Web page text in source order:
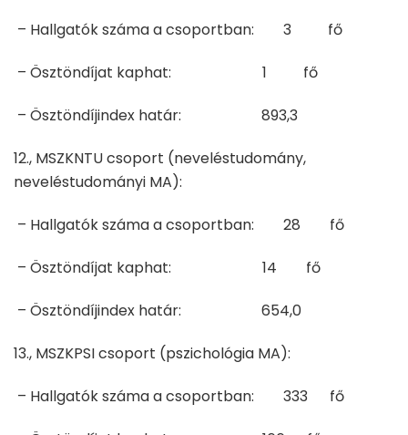
– Hallgatók száma a csoportban: 3 fő
– Ösztöndíjat kaphat: 1 fő
– Ösztöndíjindex határ: 893,3
12., MSZKNTU csoport (neveléstudomány,
neveléstudományi MA):
– Hallgatók száma a csoportban: 28 fő
– Ösztöndíjat kaphat: 14 fő
– Ösztöndíjindex határ: 654,0
13., MSZKPSI csoport (pszichológia MA):
– Hallgatók száma a csoportban: 333 fő